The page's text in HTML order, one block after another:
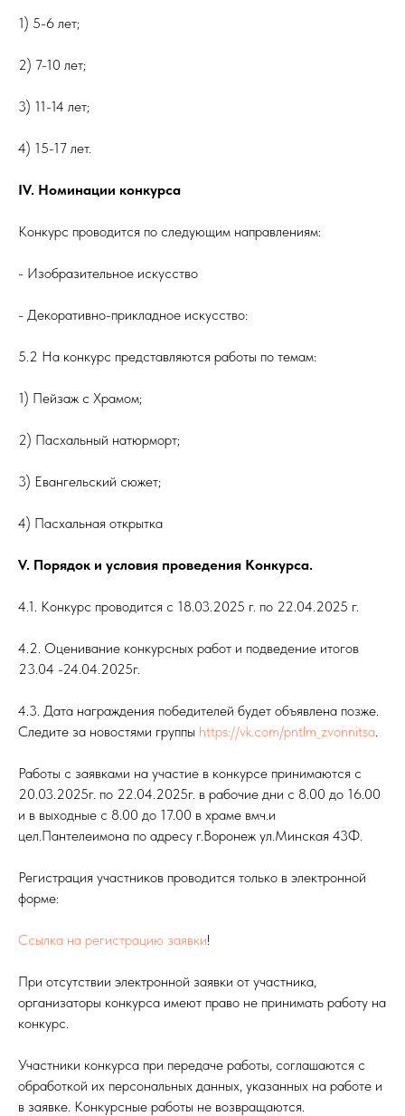
1) 5-6 лет;
2) 7-10 лет;
3) 11-14 лет;
4) 15-17 лет.
IV. Номинации конкурса
Конкурс проводится по следующим направлениям:
- Изобразительное искусство
- Декоративно-прикладное искусство:
5.2 На конкурс представляются работы по темам:
1) Пейзаж с Храмом;
2) Пасхальный натюрморт;
3) Евангельский сюжет;
4) Пасхальная открытка
V. Порядок и условия проведения Конкурса.
4.1. Конкурс проводится с 18.03.2025 г. по 22.04.2025 г.
4.2. Оценивание конкурсных работ и подведение итогов
23.04 -24.04.2025г.
4.3. Дата награждения победителей будет объявлена позже.
Следите за новостями группы https://vk.com/pntlm_zvonnitsa.
Работы с заявками на участие в конкурсе принимаются с
20.03.2025г. по 22.04.2025г. в рабочие дни с 8.00 до 16.00
и в выходные с 8.00 до 17.00 в храме вмч.и
цел.Пантелеимона по адресу г.Воронеж ул.Минская 43Ф.
Регистрация участников проводится только в электронной
форме:
Ссылка на регистрацию заявки!
При отсутствии электронной заявки от участника,
организаторы конкурса имеют право не принимать работу на
конкурс.
Участники конкурса при передаче работы, соглашаются с
обработкой их персональных данных, указанных на работе и
в заявке. Конкурсные работы не возвращаются.